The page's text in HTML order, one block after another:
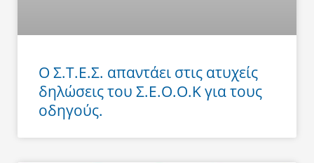
Ο Σ.Τ.Ε.Σ. απαντάει στις ατυχείς
δηλώσεις του Σ.Ε.Ο.Ο.Κ για τους
οδηγούς.